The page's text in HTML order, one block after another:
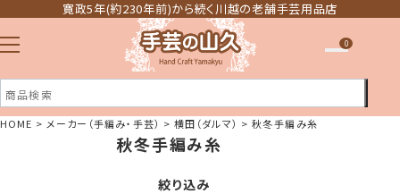
寛政5年(約230年前)から続く川越の老舗手芸用品店
注文履歴
ほしい物リスト
0
HOME メーカー（手編み・手芸） 横田（ダルマ） 秋冬手編み糸
秋冬手編み糸
絞り込み